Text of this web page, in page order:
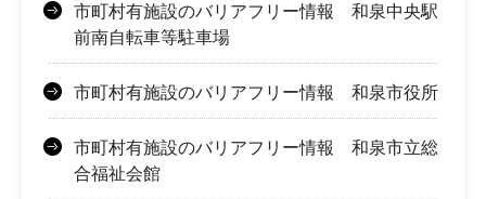
市町村有施設のバリアフリー情報 和泉中央駅
前南自転車等駐車場
市町村有施設のバリアフリー情報 和泉市役所
市町村有施設のバリアフリー情報 和泉市立総
合福祉会館